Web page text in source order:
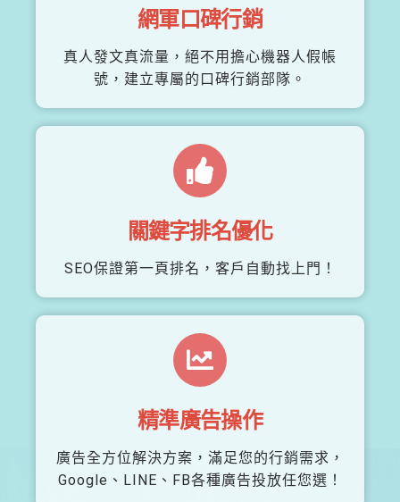
網軍口碑行銷
真人發文真流量，絕不用擔心機器人假帳
號，建立專屬的口碑行銷部隊。
關鍵字排名優化
SEO保證第一頁排名，客戶自動找上門！
精準廣告操作
廣告全方位解決方案，滿足您的行銷需求，
Google、LINE、FB各種廣告投放任您選！